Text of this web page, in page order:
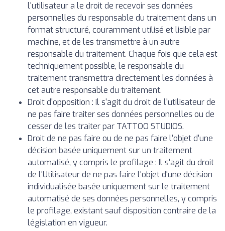
l'utilisateur a le droit de recevoir ses données
personnelles du responsable du traitement dans un
format structuré, couramment utilisé et lisible par
machine, et de les transmettre à un autre
responsable du traitement. Chaque fois que cela est
techniquement possible, le responsable du
traitement transmettra directement les données à
cet autre responsable du traitement.
Droit d'opposition : Il s'agit du droit de l'utilisateur de
ne pas faire traiter ses données personnelles ou de
cesser de les traiter par TATTOO STUDIOS.
Droit de ne pas faire ou de ne pas faire l'objet d'une
décision basée uniquement sur un traitement
automatisé, y compris le profilage : Il s'agit du droit
de l'Utilisateur de ne pas faire l'objet d'une décision
individualisée basée uniquement sur le traitement
automatisé de ses données personnelles, y compris
le profilage, existant sauf disposition contraire de la
législation en vigueur.